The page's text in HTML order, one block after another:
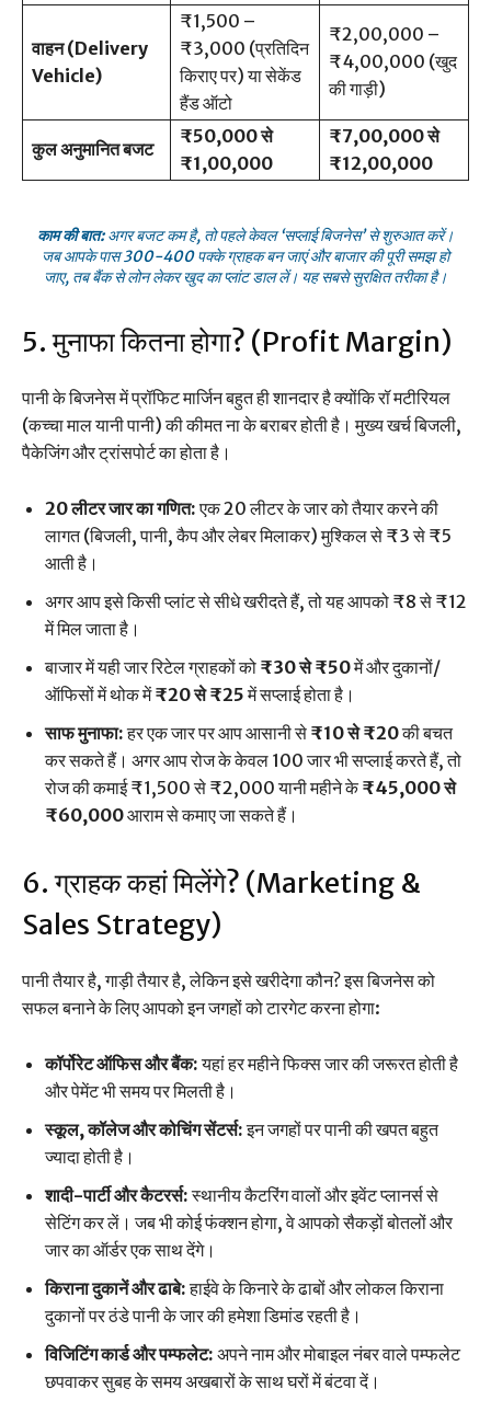
वाहन (Delivery
Vehicle)
₹1,500 –
₹3,000 (प्रतिदिन
किराए पर) या सेकेंड
हैंड ऑटो
₹2,00,000 –
₹4,00,000 (खुद
की गाड़ी)
कुल अनुमानित बजट
₹50,000 से
₹1,00,000
₹7,00,000 से
₹12,00,000
काम की बात:अगर बजट कम है, तो पहले केवल ‘सप्लाई बिजनेस’ से शुरुआत करें।
जब आपके पास 300-400 पक्के ग्राहक बन जाएं और बाजार की पूरी समझ हो
जाए, तब बैंक से लोन लेकर खुद का प्लांट डाल लें। यह सबसे सुरक्षित तरीका है।
5. मुनाफा कितना होगा? (Profit Margin)
पानी के बिजनेस में प्रॉफिट मार्जिन बहुत ही शानदार है क्योंकि रॉ मटीरियल
(कच्चा माल यानी पानी) की कीमत ना के बराबर होती है। मुख्य खर्च बिजली,
पैकेजिंग और ट्रांसपोर्ट का होता है।
20 लीटर जार का गणित:एक 20 लीटर के जार को तैयार करने की
लागत (बिजली, पानी, कैप और लेबर मिलाकर) मुश्किल से ₹3 से ₹5
आती है।
अगर आप इसे किसी प्लांट से सीधे खरीदते हैं, तो यह आपको ₹8 से ₹12
में मिल जाता है।
बाजार में यही जार रिटेल ग्राहकों को ₹30 से ₹50में और दुकानों/
ऑफिसों में थोक में₹20 से ₹25में सप्लाई होता है।
साफ मुनाफा:हर एक जार पर आप आसानी से ₹10 से ₹20की बचत
कर सकते हैं। अगर आप रोज के केवल 100 जार भी सप्लाई करते हैं, तो
रोज की कमाई ₹1,500 से ₹2,000 यानी महीने के₹45,000 से
₹60,000आराम से कमाए जा सकते हैं।
6. ग्राहक कहां मिलेंगे? (Marketing &
Sales Strategy)
पानी तैयार है, गाड़ी तैयार है, लेकिन इसे खरीदेगा कौन? इस बिजनेस को
सफल बनाने के लिए आपको इन जगहों को टारगेट करना होगा:
कॉर्पोरेट ऑफिस और बैंक:यहां हर महीने फिक्स जार की जरूरत होती है
और पेमेंट भी समय पर मिलती है।
स्कूल, कॉलेज और कोचिंग सेंटर्स:इन जगहों पर पानी की खपत बहुत
ज्यादा होती है।
शादी-पार्टी और कैटरर्स:स्थानीय कैटरिंग वालों और इवेंट प्लानर्स से
सेटिंग कर लें। जब भी कोई फंक्शन होगा, वे आपको सैकड़ों बोतलों और
जार का ऑर्डर एक साथ देंगे।
किराना दुकानें और ढाबे:हाईवे के किनारे के ढाबों और लोकल किराना
दुकानों पर ठंडे पानी के जार की हमेशा डिमांड रहती है।
विजिटिंग कार्ड और पम्फलेट: अपने नाम और मोबाइल नंबर वाले पम्फलेट
छपवाकर सुबह के समय अखबारों के साथ घरों में बंटवा दें।